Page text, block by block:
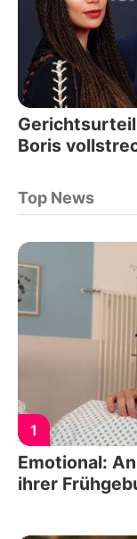
Boris
Top News
1
Emotional:
ihrer